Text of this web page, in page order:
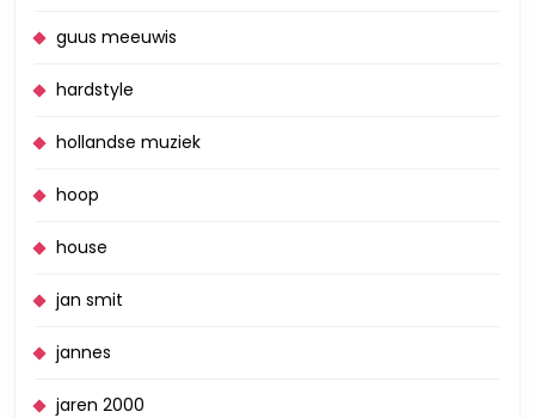
guus meeuwis
hardstyle
hollandse muziek
hoop
house
jan smit
jannes
jaren 2000